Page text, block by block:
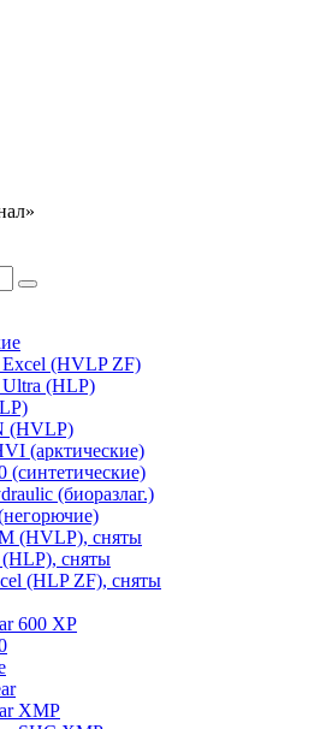
(HVLP ZF)
(HLP)
(HVLP)
(арктические)
(синтетические)
(биоразлаг.)
(HVLP), сняты
сняты
(HLP ZF), сняты
600 XP
XMP